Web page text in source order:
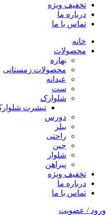
تخفیف ویژه
درباره ما
تماس با ما
خانه
محصولات
بهاره
محصولات زمستانی
عیدانه
ست
شلوارک
تیشرت
دورس
بیلر
راحتی
جین
شلوار
پیراهن
تخفیف ویژه
درباره ما
تماس با ما
ورود / عضویت